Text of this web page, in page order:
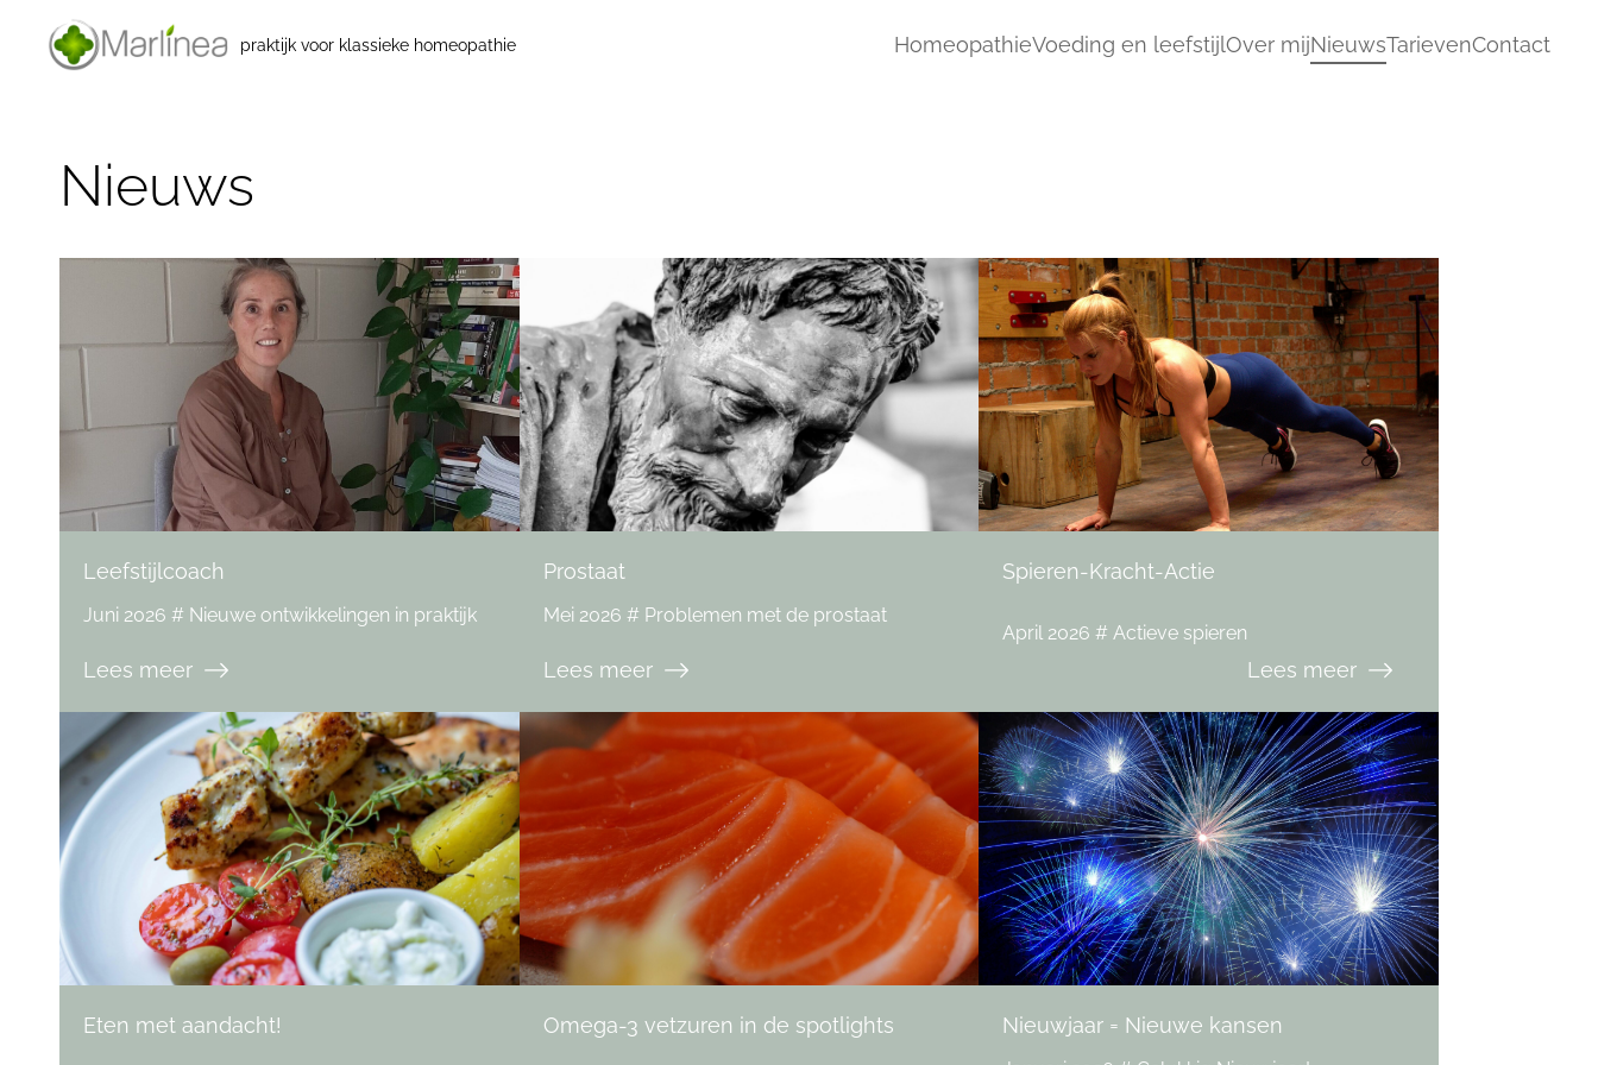
praktijk voor klassieke homeopathie HomeopathieVoeding en leefstijlOver mijNieuwsTarievenContact
Nieuws
Leefstijlcoach
Juni 2026 # Nieuwe ontwikkelingen in praktijk
Lees meer
Prostaat
Mei 2026 # Problemen met de prostaat
Lees meer
Spieren-Kracht-Actie
April 2026 # Actieve spieren
Lees meer
Eten met aandacht! Omega-3 vetzuren in de spotlights Nieuwjaar = Nieuwe kansen